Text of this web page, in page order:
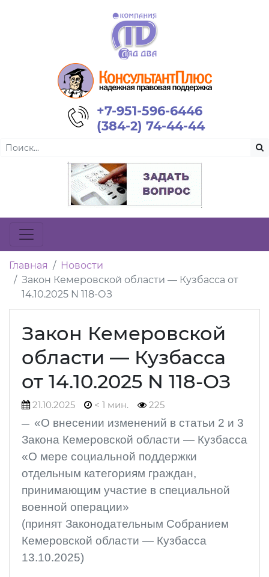
+7-951-596-6446
(384-2) 74-44-44
Главная
Новости
Закон Кемеровской области — Кузбасса от
14.10.2025 N 118-ОЗ
Закон Кемеровской
области — Кузбасса
от 14.10.2025 N 118-ОЗ
21.10.2025 < 1 мин. 225
«О внесении изменений в статьи 2 и 3
Закона Кемеровской области — Кузбасса
«О мере социальной поддержки
отдельным категориям граждан,
принимающим участие в специальной
военной операции»
(принят Законодательным Собранием
Кемеровской области — Кузбасса
13.10.2025)